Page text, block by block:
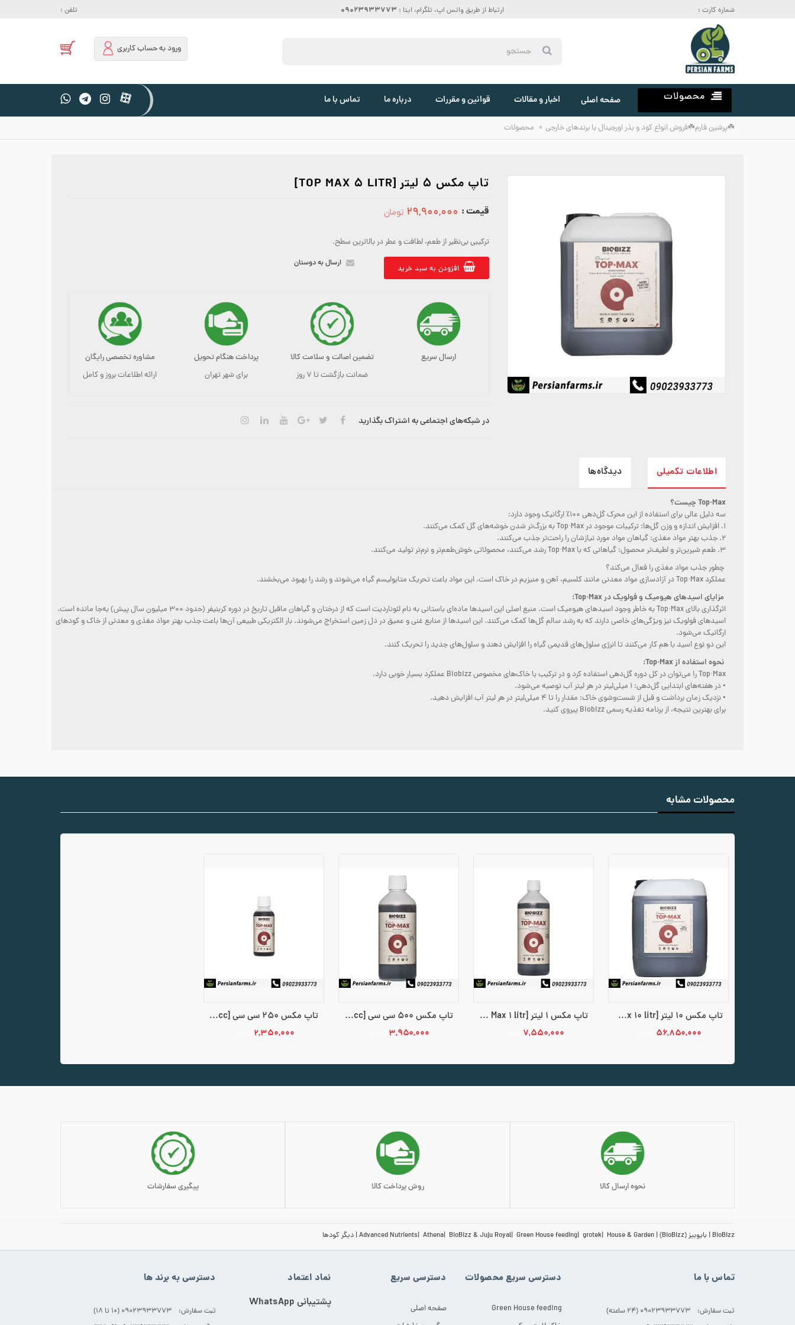
شماره کارت : ارتباط از طریق واتس اپ، تلگرام، ایتا : 09023933773 تلفن :
ورود به حساب کاربری
محصولات صفحه اصلی اخبار و مقالات قوانین و مقررات درباره ما تماس با ما
☘️پرشین فارم☘️فروش انواع کود و بذر اورجینال با برندهای خارجی » محصولات
تاپ مکس 5 لیتر [TOP MAX 5 LITR]
قیمت : ۲۹,۹۰۰,۰۰۰ تومان
ترکیبی بی‌نظیر از طعم، لطافت و عطر در بالاترین سطح.
افزودن به سبد خرید
ارسال به دوستان
ارسال سریع تضمین اصالت و سلامت کالا
ضمانت بازگشت تا ۷ روز
پرداخت هنگام تحویل
برای شهر تهران
مشاوره تخصصی رایگان
ارائه اطلاعات بروز و کامل
در شبکه‌های اجتماعی به اشتراک بگذارید
اطلاعات تکمیلی دیدگاه‌ها
Top·Max چیست؟
سه دلیل عالی برای استفاده از این محرک گل‌دهی ۱۰۰٪ ارگانیک وجود دارد:
1. افزایش اندازه و وزن گل‌ها: ترکیبات موجود در Top·Max به بزرگ‌تر شدن خوشه‌های گل کمک می‌کنند.
2. جذب بهتر مواد مغذی: گیاهان مواد مورد نیازشان را راحت‌تر جذب می‌کنند.
3. طعم شیرین‌تر و لطیف‌تر محصول: گیاهانی که با Top·Max رشد می‌کنند، محصولاتی خوش‌طعم‌تر و نرم‌تر تولید می‌کنند.
چطور جذب مواد مغذی را فعال می‌کند؟
عملکرد Top·Max در آزادسازی مواد معدنی مانند کلسیم، آهن و منیزیم در خاک است. این مواد باعث تحریک متابولیسم گیاه می‌شوند و رشد را بهبود می‌بخشند.
مزایای اسیدهای هیومیک و فولویک در Top·Max:
اثرگذاری بالای Top·Max به خاطر وجود اسیدهای هیومیک است. منبع اصلی این اسیدها ماده‌ای باستانی به نام لئوناردیت است که از درختان و گیاهان ماقبل تاریخ در دوره کربنیفر (حدود ۳۰۰ میلیون سال پیش) به‌جا مانده است.
اسیدهای فولویک نیز ویژگی‌های خاصی دارند که به رشد سالم گل‌ها کمک می‌کنند. این اسیدها از منابع غنی و عمیق در دل زمین استخراج می‌شوند. بار الکتریکی طبیعی آن‌ها باعث جذب بهتر مواد مغذی و معدنی از خاک و کودهای
ارگانیک می‌شود.
این دو نوع اسید با هم کار می‌کنند تا انرژی سلول‌های قدیمی گیاه را افزایش دهند و سلول‌های جدید را تحریک کنند.
نحوه استفاده از Top·Max:
Top·Max را می‌توان در کل دوره گل‌دهی استفاده کرد و در ترکیب با خاک‌های مخصوص Biobizz عملکرد بسیار خوبی دارد.
• در هفته‌های ابتدایی گل‌دهی: ۱ میلی‌لیتر در هر لیتر آب توصیه می‌شود.
• نزدیک زمان برداشت و قبل از شست‌وشوی خاک: مقدار را تا ۴ میلی‌لیتر در هر لیتر آب افزایش دهید.
برای بهترین نتیجه، از برنامه تغذیه رسمی Biobizz پیروی کنید.
محصولات مشابه
تاپ مکس 10 لیتر [Top Max 10 litr]
۵۶,۸۵۰,۰۰۰
افزودن به سبد خرید
تاپ مکس 1 لیتر [Top Max 1 litr]
۷,۵۵۰,۰۰۰
افزودن به سبد خرید
تاپ مکس 500 سی سی [Top Max 500 cc]
۳,۹۵۰,۰۰۰
افزودن به سبد خرید
تاپ مکس 250 سی سی [Top Max 250 cc]
۲,۳۵۰,۰۰۰
افزودن به سبد خرید
نحوه ارسال کالا روش پرداخت کالا پیگیری سفارشات
BioBizz بایوبیز (BioBizz) Advanced Nutrients Athena BioBizz & Juju Royal Green House feeding grotek House & Garden دیگر کودها
تماس با ما
ثبت سفارش: 09023933773 (۲۴ ساعته)
دسترسی سریع محصولات
Green House feeding
دسترسی سریع
صفحه اصلی
نماد اعتماد
پشتیبانی WhatsApp
دسترسی به برند ها
ثبت سفارش: 09023933773 (۱۰ تا ۱۸)